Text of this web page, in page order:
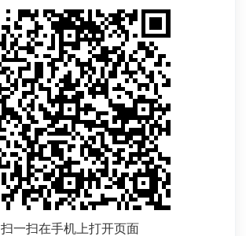
扫一扫在手机上打开页面